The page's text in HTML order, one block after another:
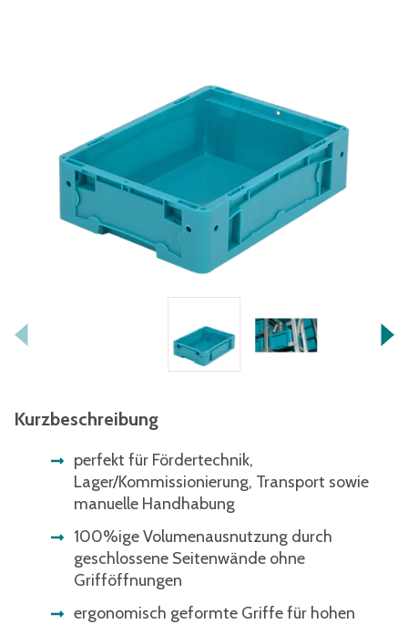
Kurzbeschreibung
perfekt für Fördertechnik,
Lager/Kommissionierung, Transport sowie
manuelle Handhabung
100%ige Volumenausnutzung durch
geschlossene Seitenwände ohne
Grifföffnungen
ergonomisch geformte Griffe für hohen